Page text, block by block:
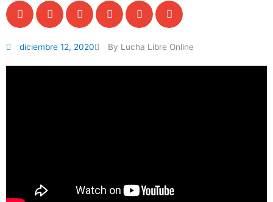
diciembre 12, 2020 By Lucha Libre Online